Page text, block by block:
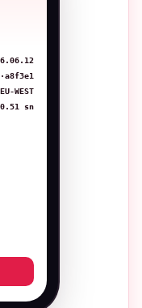
·a8f3e1
EU-WEST
0.51 sn